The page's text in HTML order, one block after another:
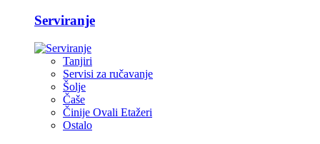
Serviranje
Tanjiri
Servisi za ručavanje
Šolje
Čaše
Činije Ovali Etažeri
Ostalo